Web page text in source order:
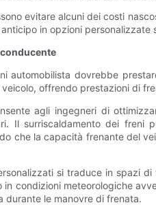
evitare alcuni dei costi
in opzioni
automobilista dovrebbe
offrendo prestazioni di
agli ingegneri di
Il surriscaldamento dei
che la capacità frenante del
si traduce in spazi
condizioni meteorologiche
durante le manovre di frenata.